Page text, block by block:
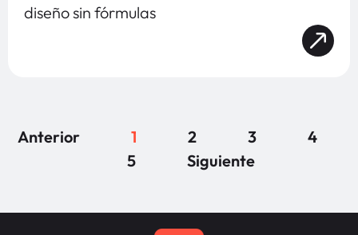
diseño sin fórmulas
Anterior 1 2 3
4
5
Siguiente